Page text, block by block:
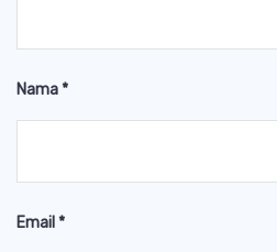
Nama*
Email *